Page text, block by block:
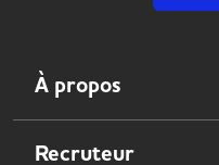
À propos
Recruteur